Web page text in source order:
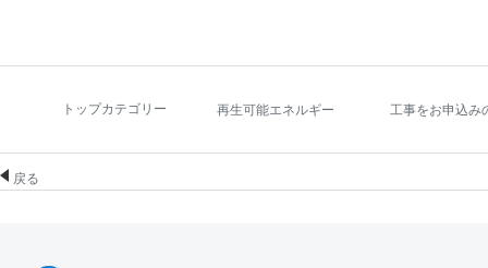
トップカテゴリー 再生可能エネルギー 工事をお申込み
戻る